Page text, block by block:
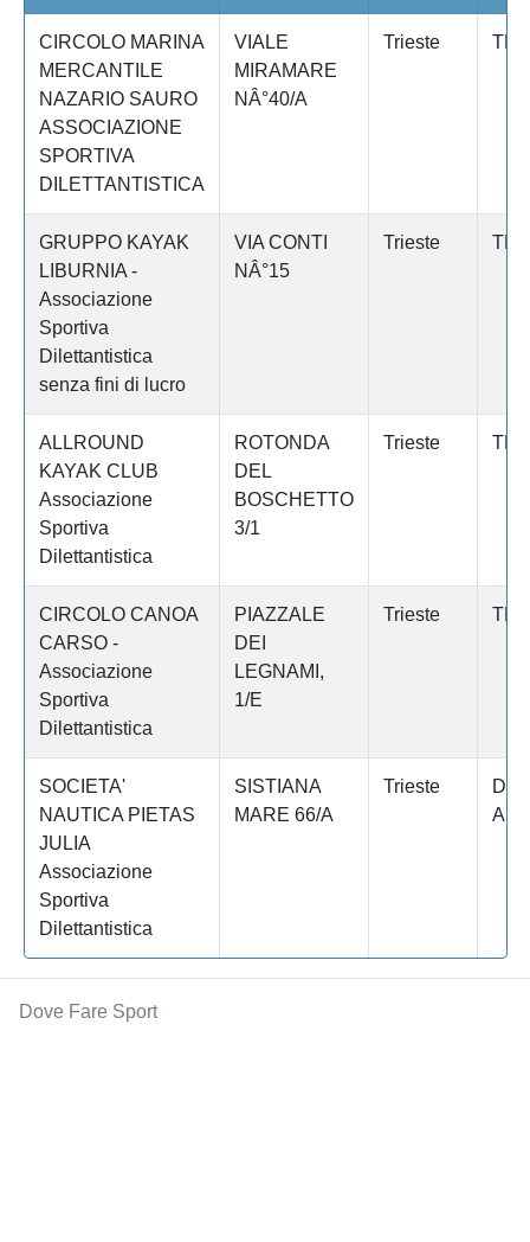
CIRCOLO MARINA
MERCANTILE
NAZARIO SAURO
ASSOCIAZIONE
SPORTIVA
DILETTANTISTICA
VIALE
MIRAMARE
NÂ°40/A
Trieste
GRUPPO KAYAK
LIBURNIA -
Associazione
Sportiva
Dilettantistica
senza fini di lucro
VIA CONTI
NÂ°15
Trieste
ALLROUND
KAYAK CLUB
Associazione
Sportiva
Dilettantistica
ROTONDA
DEL
BOSCHETTO
3/1
Trieste
CIRCOLO CANOA
CARSO -
Associazione
Sportiva
Dilettantistica
PIAZZALE
DEI
LEGNAMI,
1/E
Trieste
SOCIETA'
NAUTICA PIETAS
JULIA
Associazione
Sportiva
Dilettantistica
SISTIANA
MARE 66/A
Trieste
Dove Fare Sport